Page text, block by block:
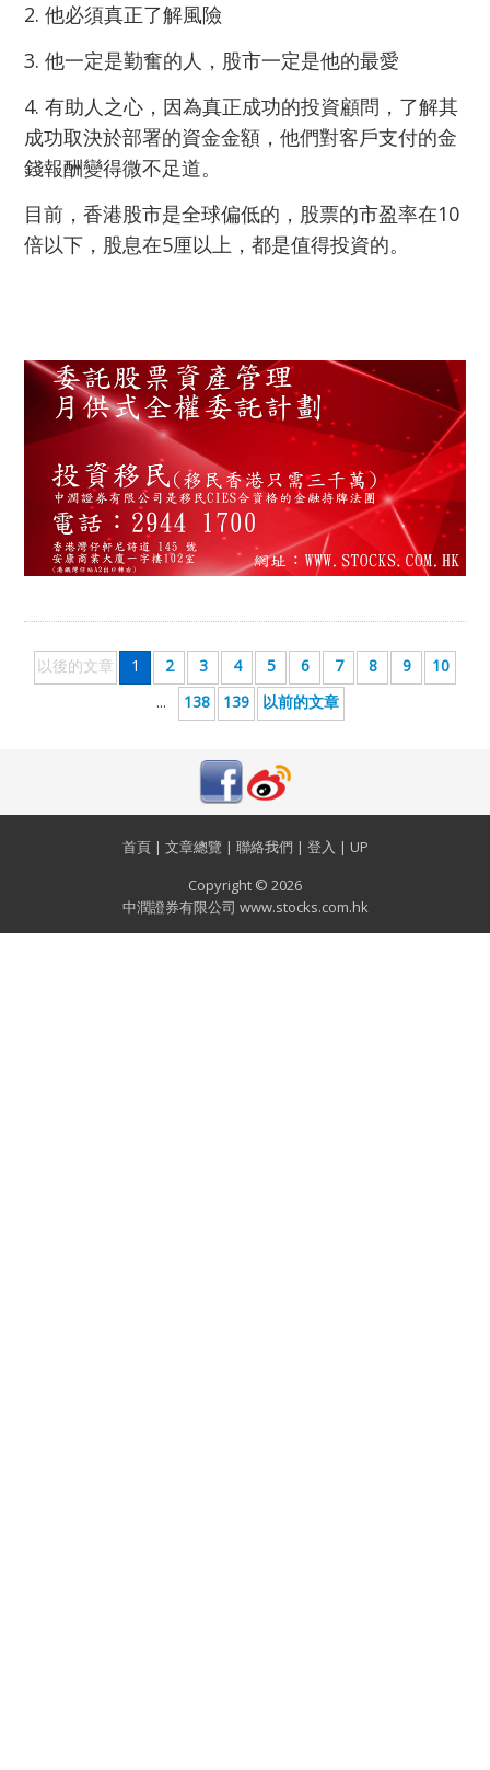
2. 他必須真正了解風險
3. 他一定是勤奮的人，股市一定是他的最愛
4. 有助人之心，因為真正成功的投資顧問，了解其
成功取決於部署的資金金額，他們對客戶支付的金
錢報酬變得微不足道。
目前，香港股市是全球偏低的，股票的市盈率在10
倍以下，股息在5厘以上，都是值得投資的。
以後的文章 1 2 3 4 5 6 7 8 9
10
...
138 139 以前的文章
首頁| 文章總覽 | 聯絡我們 | 登入 | UP
Copyright © 2026
中潤證券有限公司 www.stocks.com.hk